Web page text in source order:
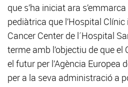
que s’ha iniciat ara
pediàtrica que l’Hospital Clínic
Cancer Center de l´Hospital
terme amb l’objectiu de que el
el futur per l’Agència Europea
per a la seva administració a